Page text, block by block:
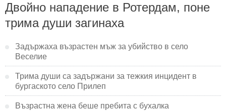
Двойно нападение в Ротердам, поне
трима души загинаха
Задържаха възрастен мъж за убийство в село
Веселие
Трима души са задържани за тежкия инцидент в
бургаското село Прилеп
Възрастна жена беше пребита с бухалка